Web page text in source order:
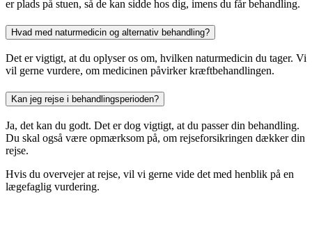
er plads på stuen, så de kan sidde hos dig, imens du får behandling.
Hvad med naturmedicin og alternativ behandling?
Det er vigtigt, at du oplyser os om, hvilken naturmedicin du tager. Vi
vil gerne vurdere, om medicinen påvirker kræftbehandlingen.
Kan jeg rejse i behandlingsperioden?
Ja, det kan du godt. Det er dog vigtigt, at du passer din behandling.
Du skal også være opmærksom på, om rejseforsikringen dækker din
rejse.
Hvis du overvejer at rejse, vil vi gerne vide det med henblik på en
lægefaglig vurdering.